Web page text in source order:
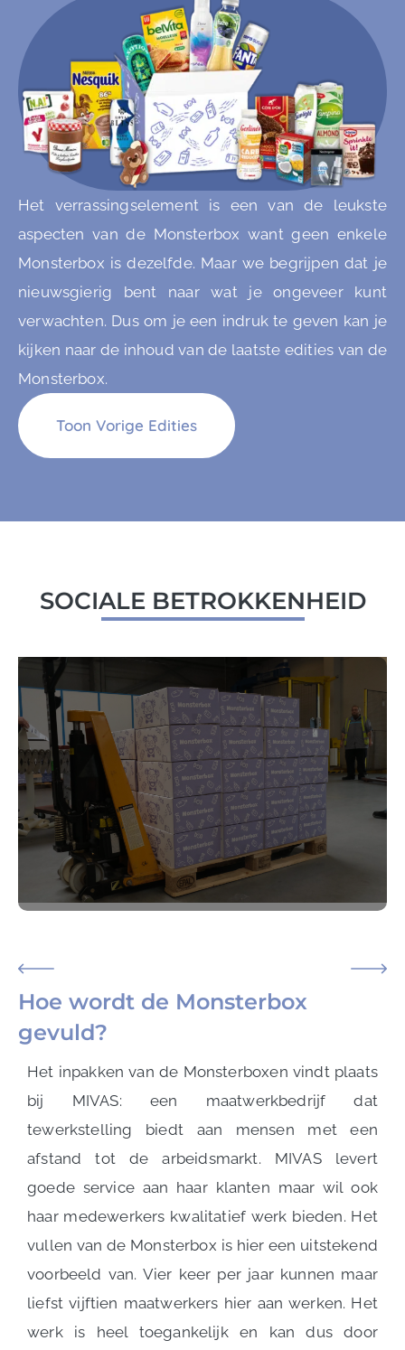
Het verrassingselement is een van de leukste
aspecten van de Monsterbox want geen enkele
Monsterbox is dezelfde. Maar we begrijpen dat je
nieuwsgierig bent naar wat je ongeveer kunt
verwachten. Dus om je een indruk te geven kan je
kijken naar de inhoud van de laatste edities van de
Monsterbox.
Toon Vorige Edities
SOCIALE BETROKKENHEID
Hoe wordt de Monsterbox
gevuld?
Het inpakken van de Monsterboxen vindt plaats
bij MIVAS: een maatwerkbedrijf dat
tewerkstelling biedt aan mensen met een
afstand tot de arbeidsmarkt. MIVAS levert
goede service aan haar klanten maar wil ook
haar medewerkers kwalitatief werk bieden. Het
vullen van de Monsterbox is hier een uitstekend
voorbeeld van. Vier keer per jaar kunnen maar
liefst vijftien maatwerkers hier aan werken. Het
werk is heel toegankelijk en kan dus door